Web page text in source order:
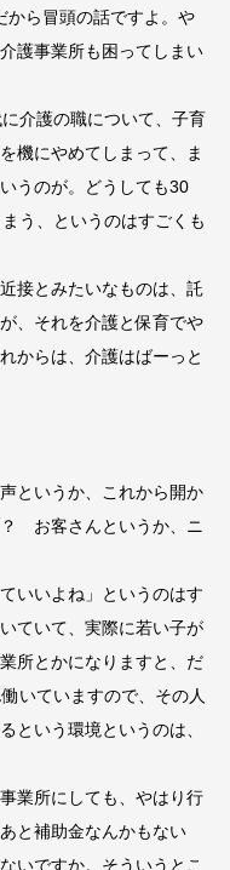
から冒頭の話ですよ。や
護事業所も困ってしまい
介護の職について、子育
機にやめてしまって、ま
うのが。どうしても30
う、というのはすごくも
接とみたいなものは、託
、それを介護と保育でや
からは、介護はばーっと
というか、これから開か
お客さんというか、ニ
いいよね」というのはす
ていて、実際に若い子が
所とかになりますと、だ
いていますので、その人
という環境というのは、
業所にしても、やはり行
と補助金なんかもない
いですか。そういうとこ